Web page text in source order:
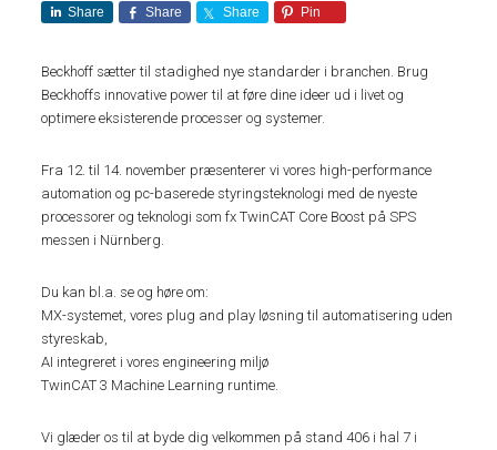
Share Share Share Pin
Beckhoff sætter til stadighed nye standarder i branchen. Brug
Beckhoffs innovative power til at føre dine ideer ud i livet og
optimere eksisterende processer og systemer.
Fra 12. til 14. november præsenterer vi vores high-performance
automation og pc-baserede styringsteknologi med de nyeste
processorer og teknologi som fx TwinCAT Core Boost på SPS
messen i Nürnberg.
Du kan bl.a. se og høre om:
MX-systemet, vores plug and play løsning til automatisering uden
styreskab,
AI integreret i vores engineering miljø
TwinCAT 3 Machine Learning runtime.
Vi glæder os til at byde dig velkommen på stand 406 i hal 7 i